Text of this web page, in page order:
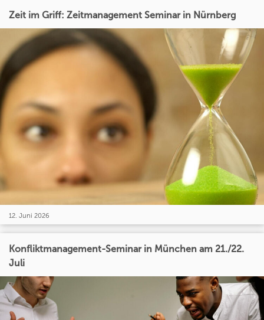
Zeit im Griff: Zeitmanagement Seminar in Nürnberg
12. Juni 2026
Konfliktmanagement-Seminar in München am 21./22.
Juli